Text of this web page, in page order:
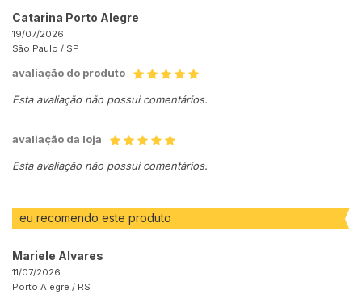
Catarina Porto Alegre
19/07/2026
São Paulo / SP
avaliação do produto
Esta avaliação não possui comentários.
avaliação da loja
Esta avaliação não possui comentários.
eu recomendo este produto
Mariele Alvares
11/07/2026
Porto Alegre / RS